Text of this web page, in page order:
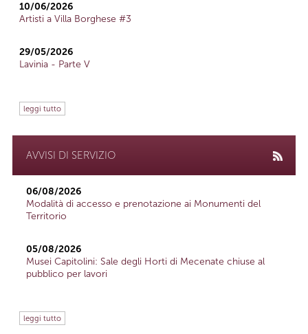
10/06/2026
Artisti a Villa Borghese #3
29/05/2026
Lavinia - Parte V
leggi tutto
AVVISI DI SERVIZIO
06/08/2026
Modalità di accesso e prenotazione ai Monumenti del
Territorio
05/08/2026
Musei Capitolini: Sale degli Horti di Mecenate chiuse al
pubblico per lavori
leggi tutto